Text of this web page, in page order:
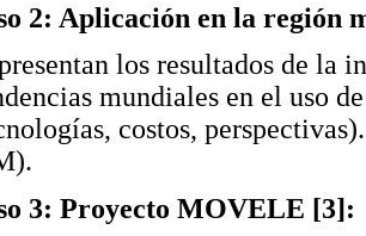
2: Aplicación en la región
los resultados de la
mundiales en el uso
costos,
3: Proyecto MOVELE [3]: